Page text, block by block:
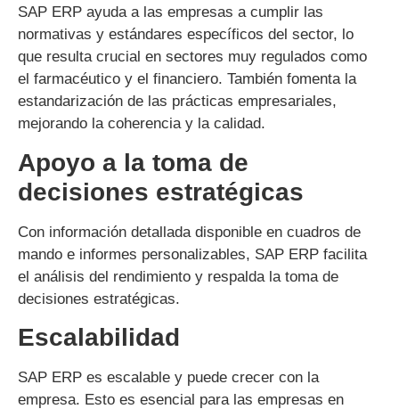
SAP ERP ayuda a las empresas a cumplir las
normativas y estándares específicos del sector, lo
que resulta crucial en sectores muy regulados como
el farmacéutico y el financiero. También fomenta la
estandarización de las prácticas empresariales,
mejorando la coherencia y la calidad.
Apoyo a la toma de
decisiones estratégicas
Con información detallada disponible en cuadros de
mando e informes personalizables, SAP ERP facilita
el análisis del rendimiento y respalda la toma de
decisiones estratégicas.
Escalabilidad
SAP ERP es escalable y puede crecer con la
empresa. Esto es esencial para las empresas en